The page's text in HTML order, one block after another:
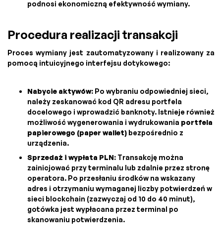
podnosi ekonomiczną efektywność wymiany.
Procedura realizacji transakcji
Proces wymiany jest zautomatyzowany i realizowany za
pomocą intuicyjnego interfejsu dotykowego:
Nabycie aktywów: Po wybraniu odpowiedniej sieci,
należy zeskanować kod QR adresu portfela
docelowego i wprowadzić banknoty. Istnieje również
możliwość wygenerowania i wydrukowania portfela
papierowego (paper wallet) bezpośrednio z
urządzenia.
Sprzedaż i wypłata PLN: Transakcję można
zainicjować przy terminalu lub zdalnie przez stronę
operatora. Po przesłaniu środków na wskazany
adres i otrzymaniu wymaganej liczby potwierdzeń w
sieci blockchain (zazwyczaj od 10 do 40 minut),
gotówka jest wypłacana przez terminal po
skanowaniu potwierdzenia.